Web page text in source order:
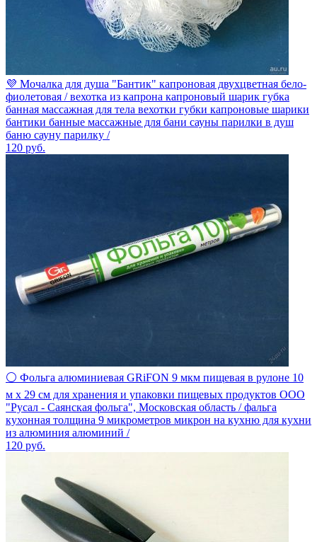
💜 Мочалка для душа "Бантик" капроновая двухцветная бело-
фиолетовая / вехотка из капрона капроновый шарик губка
банная массажная для тела вехотки губки капроновые шарики
бантики банные массажные для бани сауны парилки в душ
баню сауну парилку /
120 руб.
⚪ Фольга алюминиевая GRiFON 9 мкм пищевая в рулоне 10
м х 29 см для хранения и упаковки пищевых продуктов ООО
"Русал - Саянская фольга", Московская область / фальга
кухонная толщина 9 микрометров микрон на кухню для кухни
из алюминия алюминий /
120 руб.